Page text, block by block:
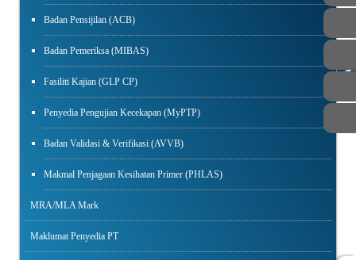
Badan Pensijilan (ACB)
Badan Pemeriksa (MIBAS)
Fasiliti Kajian (GLP CP)
Penyedia Pengujian Kecekapan (MyPTP)
Badan Validasi & Verifikasi (AVVB)
Makmal Penjagaan Kesihatan Primer (PHLAS)
MRA/MLA Mark
Maklumat Penyedia PT
AWAM